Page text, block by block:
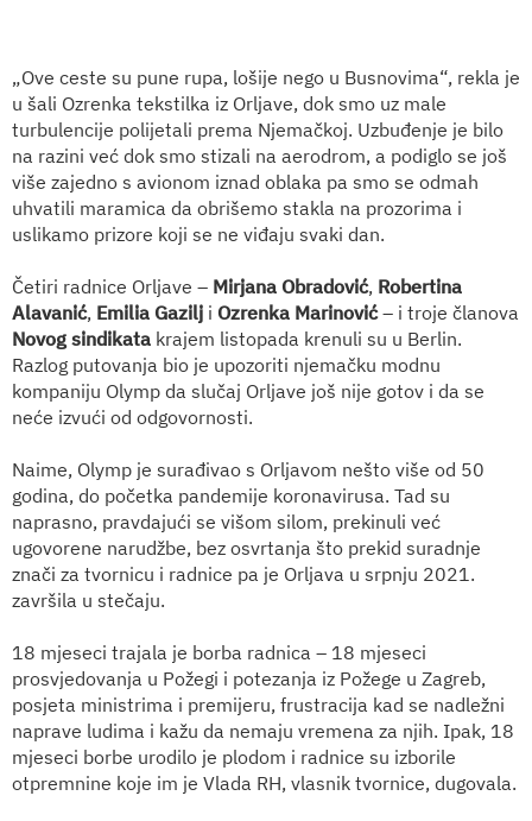
„Ove ceste su pune rupa, lošije nego u Busnovima“, rekla je
u šali Ozrenka tekstilka iz Orljave, dok smo uz male
turbulencije polijetali prema Njemačkoj. Uzbuđenje je bilo
na razini već dok smo stizali na aerodrom, a podiglo se još
više zajedno s avionom iznad oblaka pa smo se odmah
uhvatili maramica da obrišemo stakla na prozorima i
uslikamo prizore koji se ne viđaju svaki dan.
Četiri radnice Orljave – Mirjana Obradović, Robertina
Alavanić, Emilia Gazilj i Ozrenka Marinović– i troje članova
Novog sindikata krajem listopada krenuli su u Berlin.
Razlog putovanja bio je upozoriti njemačku modnu
kompaniju Olymp da slučaj Orljave još nije gotov i da se
neće izvući od odgovornosti.
Naime, Olymp je surađivao s Orljavom nešto više od 50
godina, do početka pandemije koronavirusa. Tad su
naprasno, pravdajući se višom silom, prekinuli već
ugovorene narudžbe, bez osvrtanja što prekid suradnje
znači za tvornicu i radnice pa je Orljava u srpnju 2021.
završila u stečaju.
18 mjeseci trajala je borba radnica – 18 mjeseci
prosvjedovanja u Požegi i potezanja iz Požege u Zagreb,
posjeta ministrima i premijeru, frustracija kad se nadležni
naprave ludima i kažu da nemaju vremena za njih. Ipak, 18
mjeseci borbe urodilo je plodom i radnice su izborile
otpremnine koje im je Vlada RH, vlasnik tvornice, dugovala.